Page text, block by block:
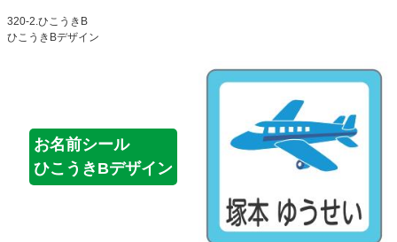
よくある質問
商品ガイド
会社概要
320-2.ひこうきB
ひこうきBデザイン
お名前シール
ひこうきBデザイン